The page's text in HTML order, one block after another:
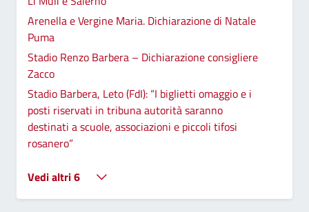
Arenella e Vergine Maria. Dichiarazione di Natale
Puma
Stadio Renzo Barbera – Dichiarazione consigliere
Zacco
Stadio Barbera, Leto (FdI): “I biglietti omaggio e i
posti riservati in tribuna autorità saranno
destinati a scuole, associazioni e piccoli tifosi
rosanero”
Vedi altri 6